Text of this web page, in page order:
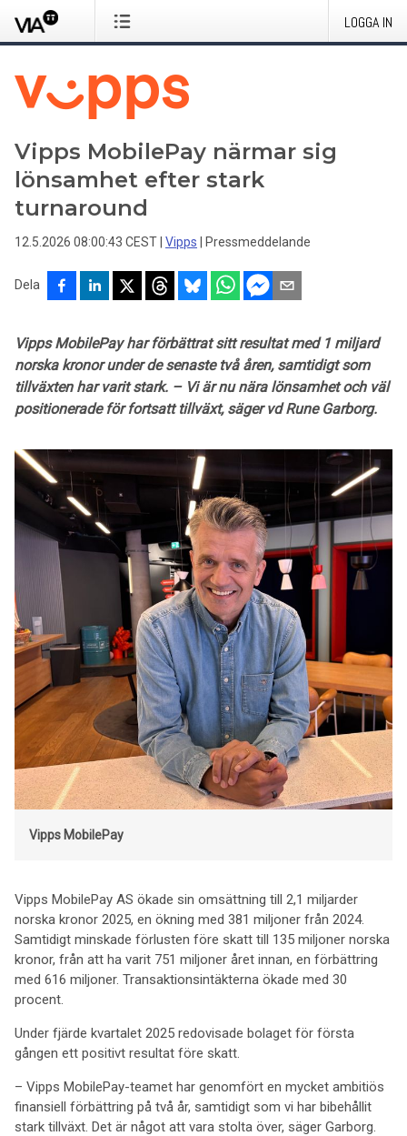
LOGGA IN
Vipps MobilePay närmar sig
lönsamhet efter stark
turnaround
12.5.2026 08:00:43 CEST Vipps Pressmeddelande
Dela
Vipps MobilePay har förbättrat sitt resultat med 1 miljard
norska kronor under de senaste två åren, samtidigt som
tillväxten har varit stark. – Vi är nu nära lönsamhet och väl
positionerade för fortsatt tillväxt, säger vd Rune Garborg.
Vipps MobilePay
Vipps MobilePay AS ökade sin omsättning till 2,1 miljarder
norska kronor 2025, en ökning med 381 miljoner från 2024.
Samtidigt minskade förlusten före skatt till 135 miljoner norska
kronor, från att ha varit 751 miljoner året innan, en förbättring
med 616 miljoner. Transaktionsintäkterna ökade med 30
procent.
Under fjärde kvartalet 2025 redovisade bolaget för första
gången ett positivt resultat före skatt.
– Vipps MobilePay-teamet har genomfört en mycket ambitiös
finansiell förbättring på två år, samtidigt som vi har bibehållit
stark tillväxt. Det är något att vara stolta över, säger Garborg.